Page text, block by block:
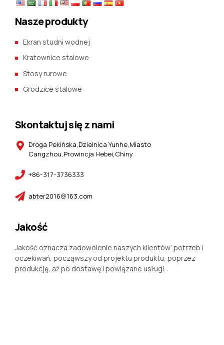
Nasze produkty
Ekran studni wodnej
Kratownice stalowe
Stosy rurowe
Grodzice stalowe
Skontaktuj się z nami
Droga Pekińska,Dzielnica Yunhe,Miasto
Cangzhou,Prowincja Hebei,Chiny
+86-317-3736333
abter2016@163.com
Jakość
Jakość oznacza zadowolenie naszych klientów’ potrzeb i
oczekiwań, począwszy od projektu produktu, poprzez
produkcję, aż po dostawę i powiązane usługi.